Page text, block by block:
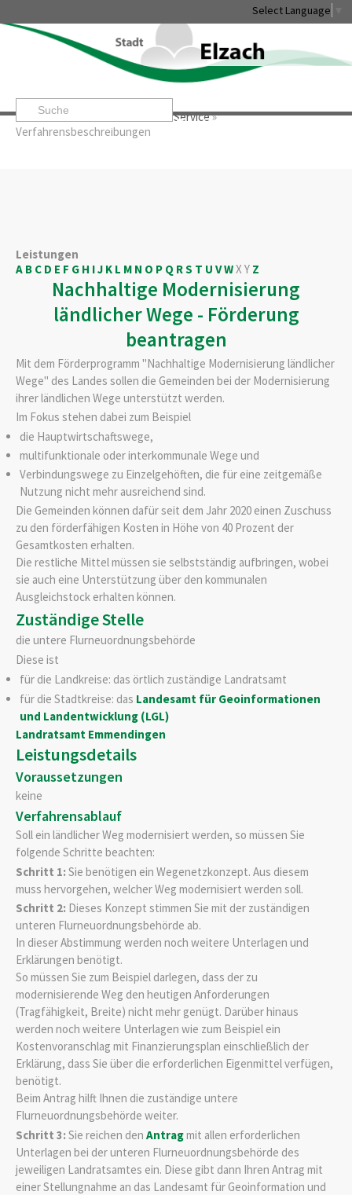
Select Language
Startseite» »Service»
Verfahrensbeschreibungen
Leben & Erleben Rathaus & Service
Leistungen
A B C D E F G H IJ K L M N O P Q RS T U VWXY Z
Nachhaltige Modernisierung
ländlicher Wege - Förderung
beantragen
Mit dem Förderprogramm "Nachhaltige Modernisierung ländlicher
Wege" des Landes sollen die Gemeinden bei der Modernisierung
ihrer ländlichen Wege unterstützt werden.
Im Fokus stehen dabei zum Beispiel
die Hauptwirtschaftswege,
multifunktionale oder interkommunale Wege und
Verbindungswege zu Einzelgehöften, die für eine zeitgemäße
Nutzung nicht mehr ausreichend sind.
Die Gemeinden können dafür seit dem Jahr 2020 einen Zuschuss
zu den förderfähigen Kosten in Höhe von 40 Prozent der
Gesamtkosten erhalten.
Die restliche Mittel müssen sie selbstständig aufbringen, wobei
sie auch eine Unterstützung über den kommunalen
Ausgleichstock erhalten können.
Zuständige Stelle
die untere Flurneuordnungsbehörde
Diese ist
für die Landkreise: das örtlich zuständige Landratsamt
für die Stadtkreise: das Landesamt für Geoinformationen
und Landentwicklung (LGL)
Landratsamt Emmendingen
Leistungsdetails
Voraussetzungen
keine
Verfahrensablauf
Soll ein ländlicher Weg modernisiert werden, so müssen Sie
folgende Schritte beachten:
Schritt 1: Sie benötigen ein Wegenetzkonzept. Aus diesem
muss hervorgehen, welcher Weg modernisiert werden soll.
Schritt 2: Dieses Konzept stimmen Sie mit der zuständigen
unteren Flurneuordnungsbehörde ab.
In dieser Abstimmung werden noch weitere Unterlagen und
Erklärungen benötigt.
So müssen Sie zum Beispiel darlegen, dass der zu
modernisierende Weg den heutigen Anforderungen
(Tragfähigkeit, Breite) nicht mehr genügt. Darüber hinaus
werden noch weitere Unterlagen wie zum Beispiel ein
Kostenvoranschlag mit Finanzierungsplan einschließlich der
Erklärung, dass Sie über die erforderlichen Eigenmittel verfügen,
benötigt.
Beim Antrag hilft Ihnen die zuständige untere
Flurneuordnungsbehörde weiter.
Schritt 3: Sie reichen den Antragmit allen erforderlichen
Unterlagen bei der unteren Flurneuordnungsbehörde des
jeweiligen Landratsamtes ein. Diese gibt dann Ihren Antrag mit
einer Stellungnahme an das Landesamt für Geoinformation und